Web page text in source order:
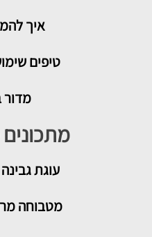
איך
טיפים
מדור
מתכונים
עוגת
מטבוחה